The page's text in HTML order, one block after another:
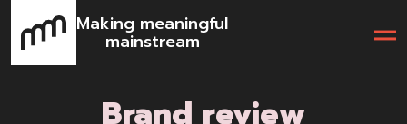
Making meaningful
mainstream
Brand review